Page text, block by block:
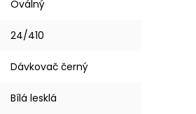
Oválný
24/410
Dávkovač černý
Bílá lesklá